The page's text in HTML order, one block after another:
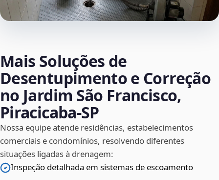
Mais Soluções de
Desentupimento e Correção
no Jardim São Francisco,
Piracicaba‑SP
Nossa equipe atende residências, estabelecimentos
comerciais e condomínios, resolvendo diferentes
situações ligadas à drenagem:
Inspeção detalhada em sistemas de escoamento